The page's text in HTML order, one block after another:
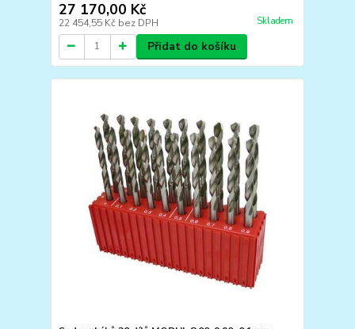
27 170,00 Kč
22 454,55 Kč bez DPH Skladem
Přidat do košíku